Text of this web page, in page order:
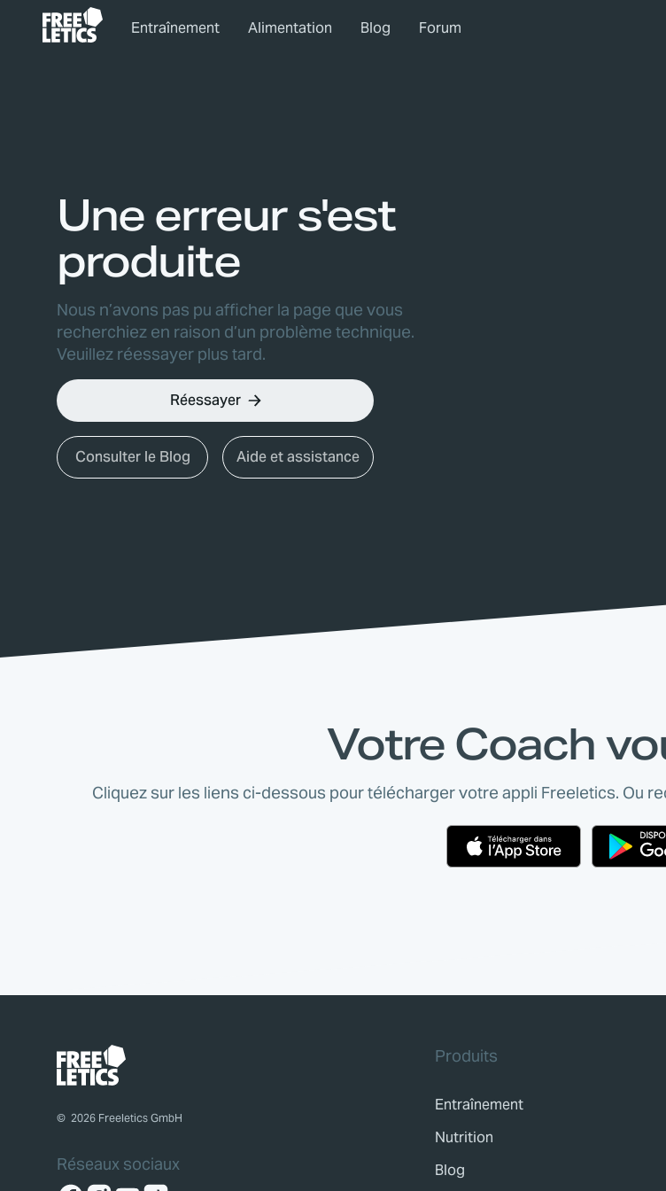
Entraînement Alimentation Blog Forum
Une erreur s'est
produite
Nous n’avons pas pu afficher la page que vous
recherchiez en raison d’un problème technique.
Veuillez réessayer plus tard.
Réessayer
Consulter le Blog Aide et assistance
Votre Coach
Cliquez sur les liens ci-dessous pour télécharger votre appli Freeletics. Ou
© 2026 Freeletics GmbH
Produits
Entraînement
Nutrition
Blog
Réseaux sociaux